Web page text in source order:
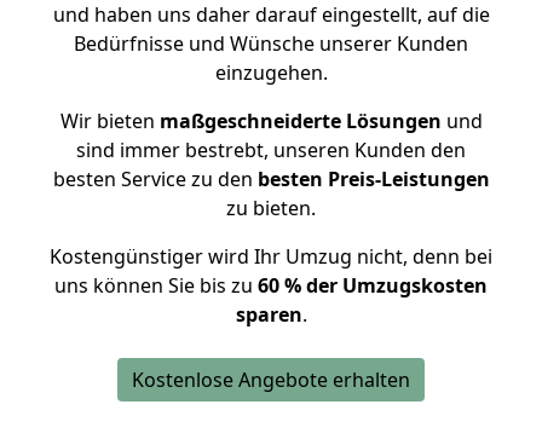
und haben uns daher darauf eingestellt, auf die
Bedürfnisse und Wünsche unserer Kunden
einzugehen.
Wir bieten maßgeschneiderte Lösungen und
sind immer bestrebt, unseren Kunden den
besten Service zu den besten Preis-Leistungen
zu bieten.
Kostengünstiger wird Ihr Umzug nicht, denn bei
uns können Sie bis zu 60 % der Umzugskosten
sparen.
Kostenlose Angebote erhalten